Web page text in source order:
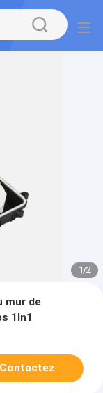
1/2
mur de
1In1
Contactez